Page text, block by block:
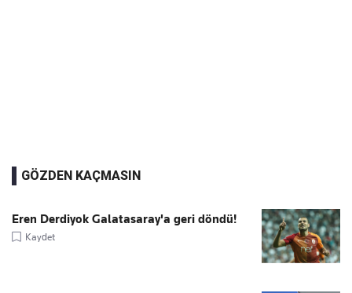
GÖZDEN KAÇMASIN
Eren Derdiyok Galatasaray'a geri döndü!
Kaydet